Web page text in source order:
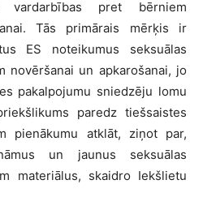
vardarbības pret bērniem
Tās primārais mērķis ir
ES noteikumus seksuālas
novēršanai un apkarošanai, jo
pakalpojumu sniedzēju lomu
paredz tiešsaistes
pienākumu atklāt, ziņot par,
un jaunus seksuālas
materiālus, skaidro Iekšlietu